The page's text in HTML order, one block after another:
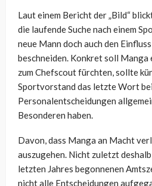
Laut einem Bericht der „Bild“
die laufende Suche nach einem
neue Mann doch auch den
beschneiden. Konkret soll
zum Chefscout fürchten, sollte
Sportvorstand das letzte Wort bei
Personalentscheidungen
Besonderen haben.
Davon, dass Manga an Macht
auszugehen. Nicht zuletzt
letzten Jahres begonnenen
nicht alle Entscheidungen